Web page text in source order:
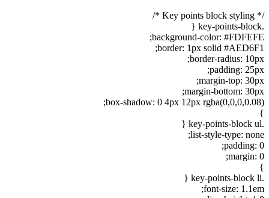
/* Key points block styling */
.key-points-block {
background-color: #FDFEFE;
border: 1px solid #AED6F1;
border-radius: 10px;
padding: 25px;
margin-top: 30px;
margin-bottom: 30px;
box-shadow: 0 4px 12px rgba(0,0,0,0.08);
}
.key-points-block ul {
list-style-type: none;
padding: 0;
margin: 0;
}
.key-points-block li {
font-size: 1.1em;